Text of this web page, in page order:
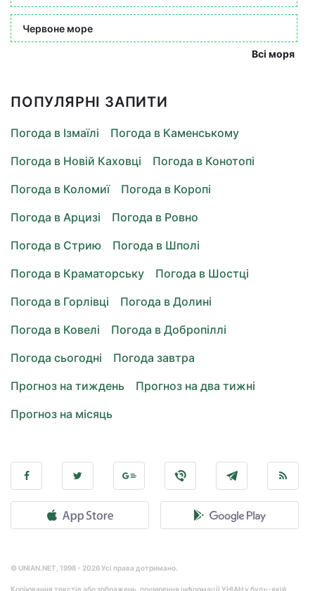
Червоне море
Всі моря
ПОПУЛЯРНІ ЗАПИТИ
Погода в Ізмаїлі
Погода в Каменському
Погода в Новій Каховці
Погода в Конотопі
Погода в Коломиї
Погода в Коропі
Погода в Арцизі
Погода в Ровно
Погода в Стрию
Погода в Шполі
Погода в Краматорську
Погода в Шостці
Погода в Горлівці
Погода в Долині
Погода в Ковелі
Погода в Добропіллі
Погода сьогодні
Погода завтра
Прогноз на тиждень
Прогноз на два тижні
Прогноз на місяць
© UNIAN.NET, 1998 - 2026 Усі права дотримано.
Копіювання текстів або зображень, поширення інформації УНІАН у будь-якій